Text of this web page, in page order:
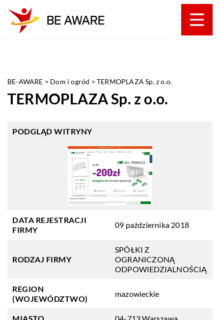
BE-AWARE > Dom i ogród >TERMOPLAZA Sp. z o.o.
TERMOPLAZA Sp. z o.o.
PODGLĄD WITRYNY
DATA REJESTRACJI
FIRMY
09 października 2018
RODZAJ FIRMY
SPÓŁKI Z
OGRANICZONĄ
ODPOWIEDZIALNOŚCIĄ
REGION
(WOJEWÓDZTWO)
mazowieckie